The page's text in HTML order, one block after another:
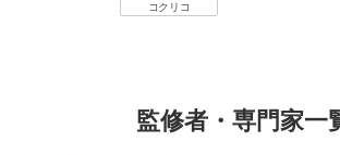
コクリコ
監修者・専門家一